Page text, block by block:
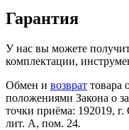
Гарантия
У нас вы можете
комплектации,
Обмен и возврат товара
положениями Закона о
точки приёма: 192019,
лит. А, пом. 24.